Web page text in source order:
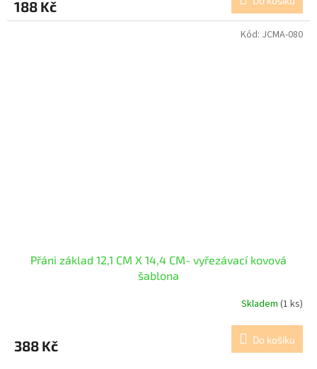
188 Kč
Přáni základ 12,1 CM X 14,4 CM- vyřezávací kovová
šablona
Skladem (1 ks)
388 Kč Do košíku
Kód: JCMA-080